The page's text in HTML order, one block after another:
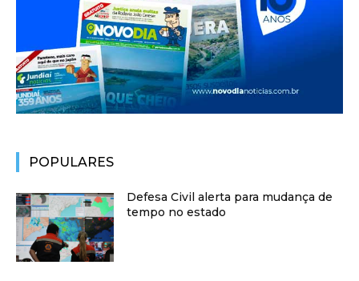
POPULARES
Defesa Civil alerta para mudança de
tempo no estado